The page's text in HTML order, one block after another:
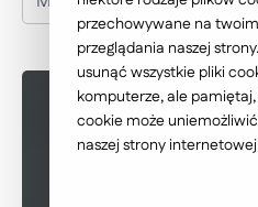
przechowywane na
przeglądania naszej
usunąć wszystkie pliki
komputerze, ale
cookie może
naszej strony